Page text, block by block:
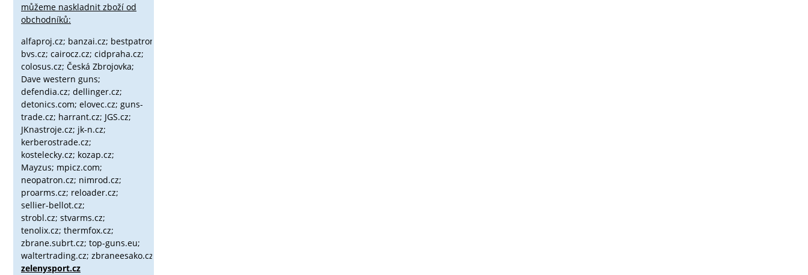
můžeme naskladnit zboží od
obchodníků:
alfaproj.cz; banzai.cz; bestpatron.eu;
bvs.cz; cairocz.cz; cidpraha.cz;
colosus.cz; Česká Zbrojovka;
Dave western guns;
defendia.cz; dellinger.cz;
detonics.com; elovec.cz; guns-
trade.cz; harrant.cz; JGS.cz;
JKnastroje.cz; jk-n.cz;
kerberostrade.cz;
kostelecky.cz; kozap.cz;
Mayzus; mpicz.com;
neopatron.cz; nimrod.cz;
proarms.cz; reloader.cz;
sellier-bellot.cz;
strobl.cz; stvarms.cz;
tenolix.cz; thermfox.cz;
zbrane.subrt.cz; top-guns.eu;
waltertrading.cz; zbraneesako.cz;
zelenysport.cz